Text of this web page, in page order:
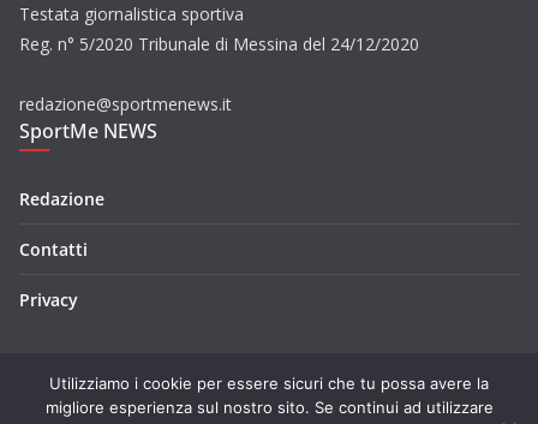
Testata giornalistica sportiva
Reg. n° 5/2020 Tribunale di Messina del 24/12/2020
redazione@sportmenews.it
SportMe NEWS
Redazione
Contatti
Privacy
Utilizziamo i cookie per essere sicuri che tu possa avere la
migliore esperienza sul nostro sito. Se continui ad utilizzare